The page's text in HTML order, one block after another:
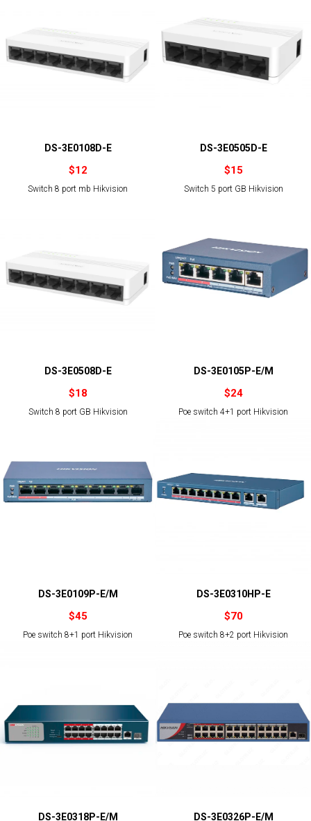
DS-3E0108D-E
$12
Switch 8 port mb Hikvision
DS-3E0505D-E
$15
Switch 5 port GB Hikvision
DS-3E0508D-E
$18
Switch 8 port GB Hikvision
DS-3E0105P-E/M
$24
Poe switch 4+1 port Hikvision
DS-3E0109P-E/M
$45
Poe switch 8+1 port Hikvision
DS-3E0310HP-E
$70
Poe switch 8+2 port Hikvision
DS-3E0318P-E/M DS-3E0326P-E/M